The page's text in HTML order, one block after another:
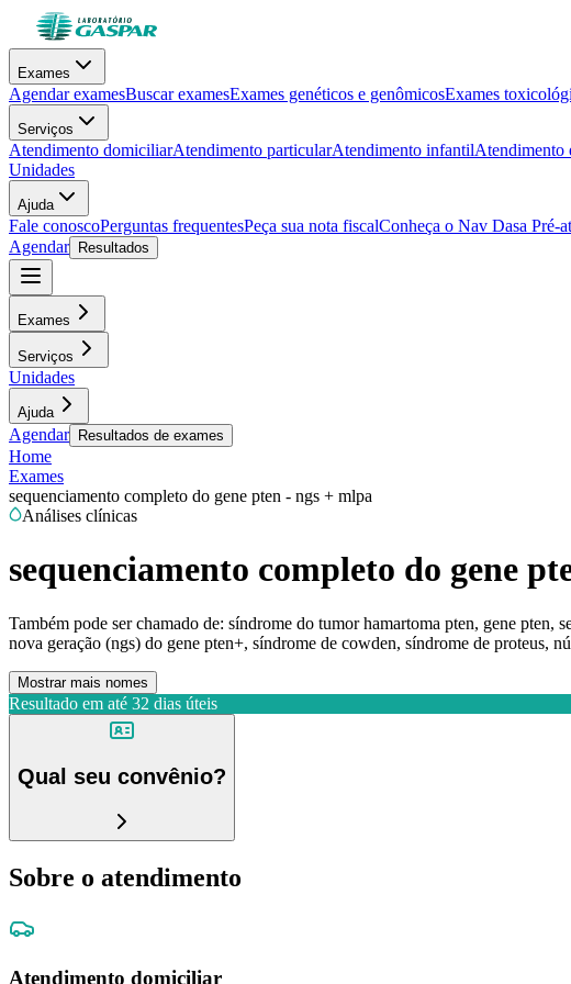
Exames
Agendar examesBuscar examesExames genéticos e genômicosExames
Serviços
Atendimento domiciliarAtendimento particularAtendimento infantilAtendimento
Unidades
Ajuda
Fale conoscoPerguntas frequentesPeça sua nota fiscalConheça o Nav Dasa Pré-
Agendar
Resultados
Exames
Serviços
Unidades
Ajuda
Agendar Resultados de exames
Home
Exames
sequenciamento completo do gene pten - ngs + mlpa
Análises clínicas
sequenciamento completo do gene
Também pode ser chamado de: síndrome do tumor hamartoma pten, gene pten,
nova geração (ngs) do gene pten+, síndrome de cowden, síndrome de proteus,
Mostrar mais nomes
Resultado em até 32 dias úteis
Qual seu convênio?
Sobre o atendimento
Atendimento domiciliar